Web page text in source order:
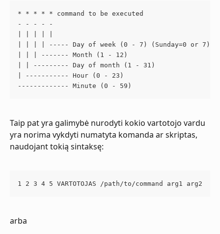
* * * * * command to be executed
- - - - -
| | | | ----- Day of week (0 - 7) (Sunday=0 or 7)
| | | ------- Month (1 - 12)
| | --------- Day of month (1 - 31)
| ----------- Hour (0 - 23)
------------- Minute (0 - 59)
Taip pat yra galimybė nurodyti kokio vartotojo vardu
yra norima vykdyti numatyta komanda ar skriptas,
naudojant tokią sintaksę:
1 2 3 4 5 VARTOTOJAS /path/to/command arg1 arg2
arba